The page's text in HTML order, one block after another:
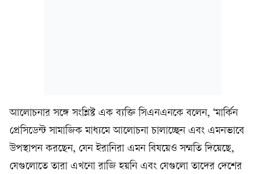
আলোচনার সঙ্গে সংশ্লিষ্ট এক ব্যক্তি সিএনএনকে বলেন, ‘মার্কিন
প্রেসিডেন্ট সামাজিক মাধ্যমে আলোচনা চালাচ্ছেন এবং এমনভাবে
উপস্থাপন করছেন, যেন ইরানিরা এমন বিষয়েও সম্মতি দিয়েছে,
যেগুলোতে তারা এখনো রাজি হয়নি এবং যেগুলো তাদের দেশের